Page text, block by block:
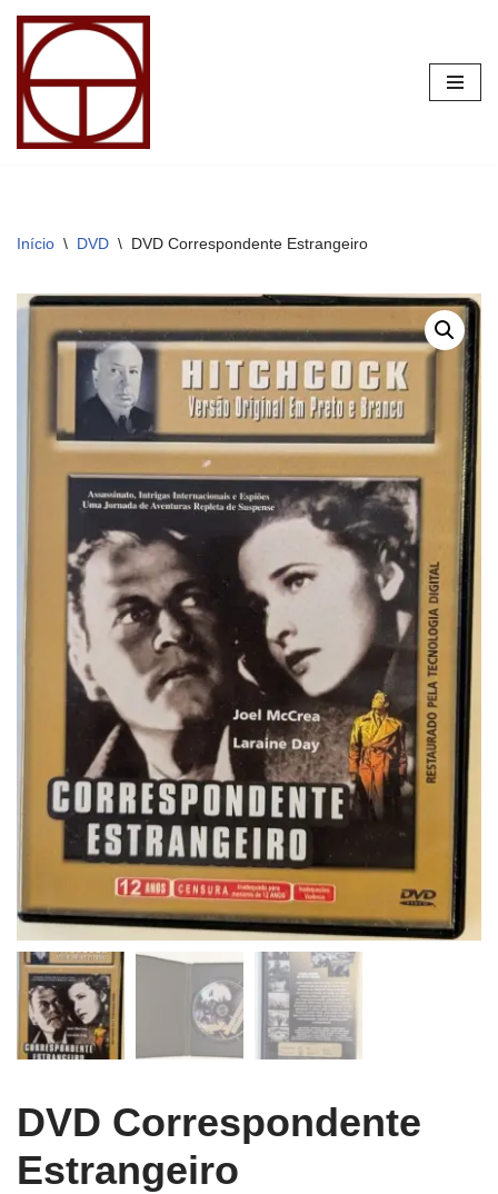
Pular
para
conteúdo
Início \ DVD \ DVD Correspondente Estrangeiro
DVD Correspondente
Estrangeiro